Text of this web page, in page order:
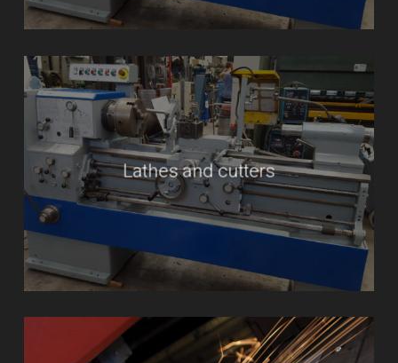
Lathes and cutters